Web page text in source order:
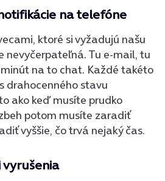
na telefóne
ktoré si vyžadujú našu
nevyčerpateľná. Tu e-mail, tu
na to chat. Každé takéto
drahocenného stavu
ako keď musíte prudko
potom musíte zaradiť
vyššie, čo trvá nejaký čas.